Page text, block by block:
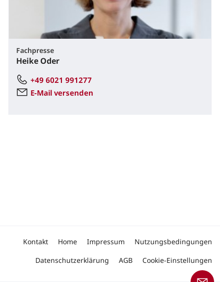
Fachpresse
Heike Oder
+49 6021 991277
E-Mail versenden
Kontakt Home Impressum
Nutzungsbedingungen
Datenschutzerklärung
AGB Cookie-Einstellungen